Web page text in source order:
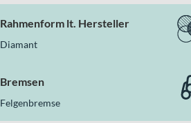
Rahmenform lt. Hersteller
Diamant
Bremsen
Felgenbremse